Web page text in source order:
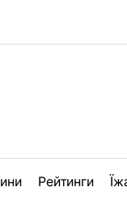
Рейтинги